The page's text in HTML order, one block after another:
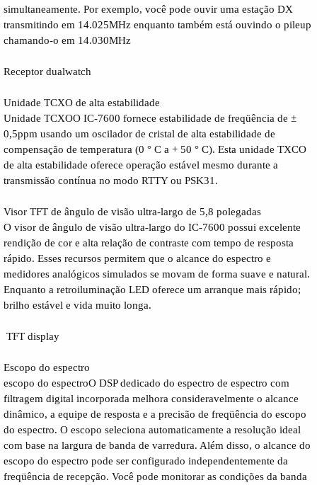
simultaneamente. Por exemplo, você pode ouvir uma estação DX
transmitindo em 14.025MHz enquanto também está ouvindo o pileup
chamando-o em 14.030MHz
Receptor dualwatch
Unidade TCXO de alta estabilidade
Unidade TCXOO IC-7600 fornece estabilidade de freqüência de ±
0,5ppm usando um oscilador de cristal de alta estabilidade de
compensação de temperatura (0 ° C a + 50 ° C). Esta unidade TXCO
de alta estabilidade oferece operação estável mesmo durante a
transmissão contínua no modo RTTY ou PSK31.
Visor TFT de ângulo de visão ultra-largo de 5,8 polegadas
O visor de ângulo de visão ultra-largo do IC-7600 possui excelente
rendição de cor e alta relação de contraste com tempo de resposta
rápido. Esses recursos permitem que o alcance do espectro e
medidores analógicos simulados se movam de forma suave e natural.
Enquanto a retroiluminação LED oferece um arranque mais rápido;
brilho estável e vida muito longa.
TFT display
Escopo do espectro
escopo do espectroO DSP dedicado do espectro de espectro com
filtragem digital incorporada melhora consideravelmente o alcance
dinâmico, a equipe de resposta e a precisão de freqüência do escopo
do espectro. O escopo seleciona automaticamente a resolução ideal
com base na largura de banda de varredura. Além disso, o alcance do
escopo do espectro pode ser configurado independentemente da
freqüência de recepção. Você pode monitorar as condições da banda